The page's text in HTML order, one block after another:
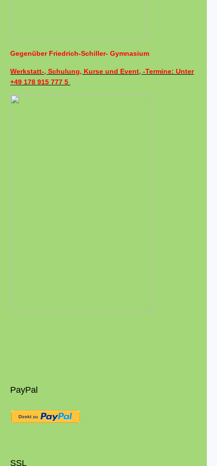
Gegenüber Friedrich-Schiller- Gymnasium
Werkstatt-, Schulung, Kurse und Event, -Termine: Unter
+49 178 915 777 5
PayPal
SSL